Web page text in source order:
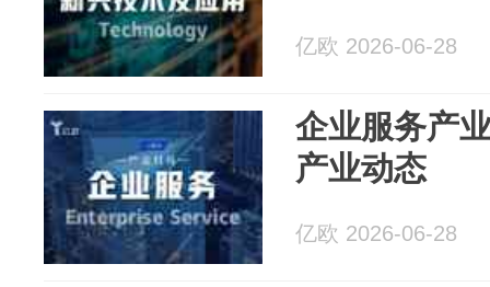
亿欧 2026-06-28
企业服务产
产业动态
亿欧 2026-06-28